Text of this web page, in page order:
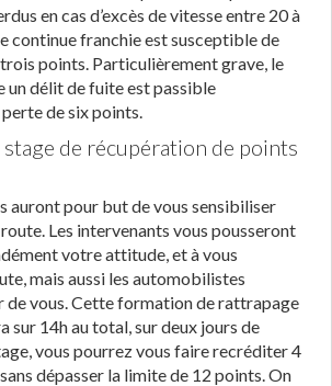
en cas d’excès de vitesse entre 20 à
continue franchie est susceptible de
points. Particulièrement grave, le
délit de fuite est passible
de six points.
de récupération de points
auront pour but de vous sensibiliser
Les intervenants vous pousseront
votre attitude, et à vous
mais aussi les automobilistes
de vous. Cette formation de rattrapage
sur 14h au total, sur deux jours de
vous pourrez vous faire recréditer 4
dépasser la limite de 12 points. On